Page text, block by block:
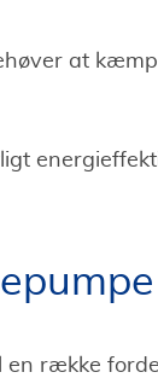
at
en række